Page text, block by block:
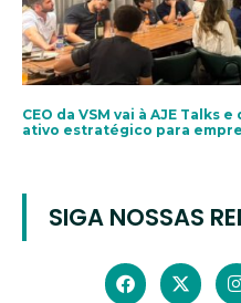
CEO da VSM vai à AJE Talks
ativo estratégico para
SIGA NOSSAS